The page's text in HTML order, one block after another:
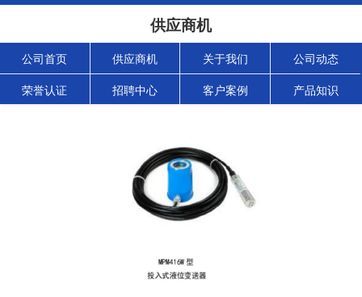
供应商机
公司首页 供应商机 关于我们 公司动态
荣誉认证 招聘中心 客户案例 产品知识